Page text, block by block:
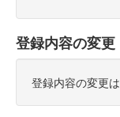
登録内容の変更
登録内容の変更は